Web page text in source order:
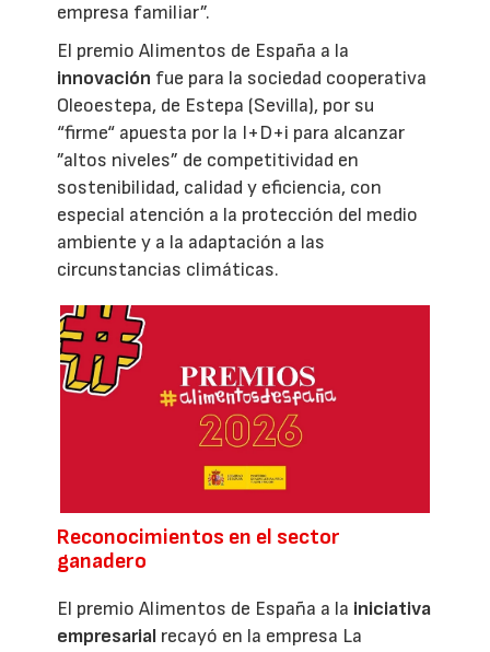
empresa familiar”.
El premio Alimentos de España a la
innovación fue para la sociedad cooperativa
Oleoestepa, de Estepa (Sevilla), por su
“firme“ apuesta por la I+D+i para alcanzar
”altos niveles” de competitividad en
sostenibilidad, calidad y eficiencia, con
especial atención a la protección del medio
ambiente y a la adaptación a las
circunstancias climáticas.
Reconocimientos en el sector
ganadero
El premio Alimentos de España a la iniciativa
empresarial recayó en la empresa La